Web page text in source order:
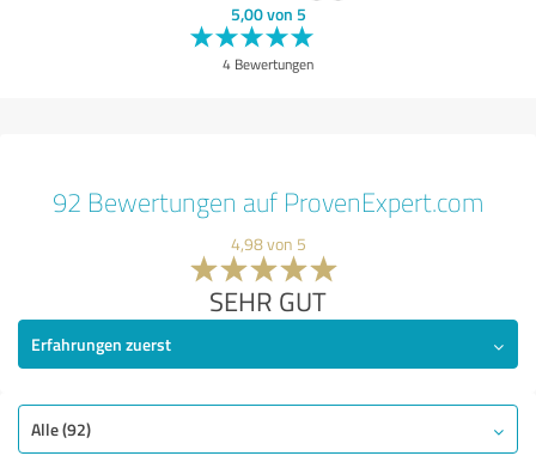
5,00 von 5
4 Bewertungen
92 Bewertungen auf ProvenExpert.com
4,98 von 5
SEHR GUT
Erfahrungen zuerst
Alle (92)